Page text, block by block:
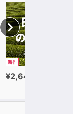
新作
¥2,640